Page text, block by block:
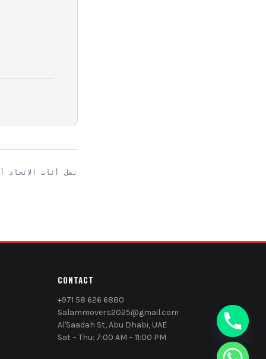
نقل أثاث الاتحاد
CONTACT
+971 58 626 6880
Salammovers2025@gmail.com
Al'Saadah St, Abu Dhabi, UAE
Sat – Thu: 7:00 AM – 11:00 PM